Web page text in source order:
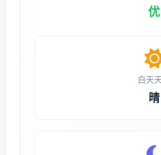
优
白天
晴